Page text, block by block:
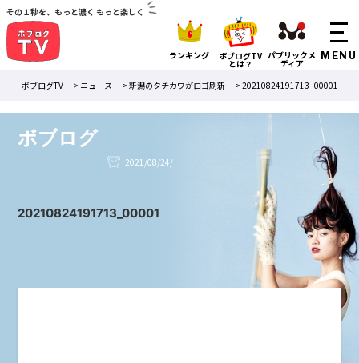
その１秒を、もっと濃く もっと楽しく
ランキング ボブログTV
とは？
パブリックメ
ディア
ボブログTV
> ニュース > 新潟のタチカワがロゴ刷新 > 20210824191713_00001
ボブログ
2021/08/24/
20210824191713_00001